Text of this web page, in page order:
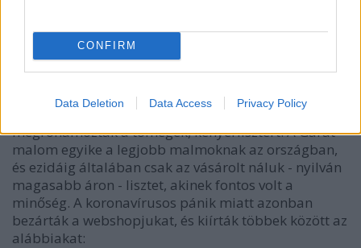
CONFIRM
Data Deletion Data Access Privacy Policy
folyamat ebben a nagyon-nagyon fiatal, csak
második generációját élő közösségben. Az elitizmus
gőgje kezdett terjedni.
A Garat malom még a járvány első heteiben
megfeküdt - a többivel együtt, persze -, amikor
megrohamozták a tömegek, kenyérlisztért. A Garat
malom egyike a legjobb malmoknak az országban,
és ezidáig általában csak az vásárolt náluk - nyilván
magasabb áron - lisztet, akinek fontos volt a
minőség. A koronavírusos pánik miatt azonban
bezárták a webshopjukat, és kiírták többek között az
alábbiakat: